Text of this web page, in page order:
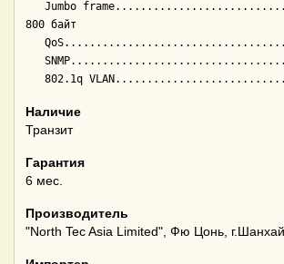
800 байт
Наличие
Транзит
Гарантия
6 мес.
Производитель
"North Tec Asia Limited", Фю Цонь,